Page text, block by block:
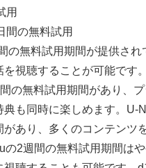
用
間の無料試用
の無料試用期間が提供され
視聴することが可能です
の無料試用期間があり、
典も同時に楽しめます。U-
があり、多くのコンテンツ
の2週間の無料試用期間は